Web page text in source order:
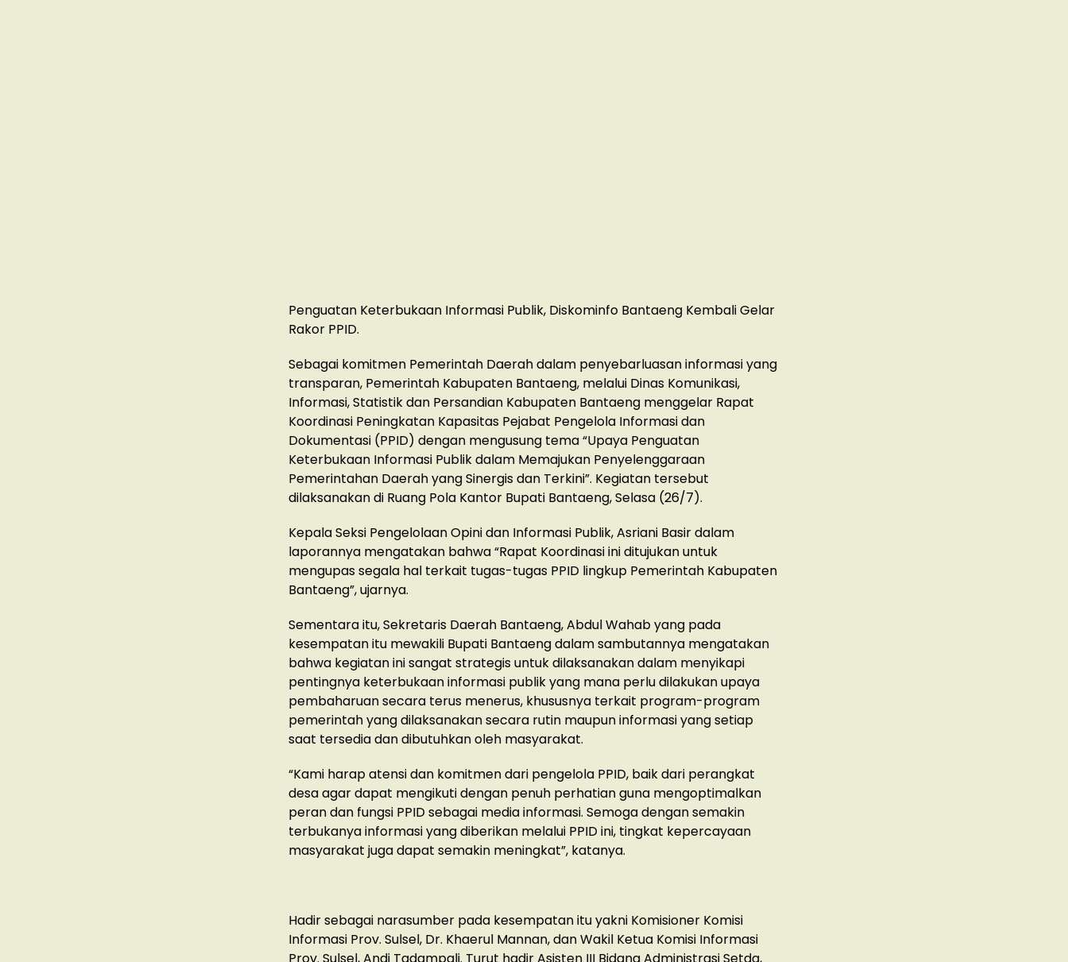
Penguatan Keterbukaan Informasi Publik, Diskominfo Bantaeng Kembali Gelar
Rakor PPID.
Sebagai komitmen Pemerintah Daerah dalam penyebarluasan informasi yang
transparan, Pemerintah Kabupaten Bantaeng, melalui Dinas Komunikasi,
Informasi, Statistik dan Persandian Kabupaten Bantaeng menggelar Rapat
Koordinasi Peningkatan Kapasitas Pejabat Pengelola Informasi dan
Dokumentasi (PPID) dengan mengusung tema “Upaya Penguatan
Keterbukaan Informasi Publik dalam Memajukan Penyelenggaraan
Pemerintahan Daerah yang Sinergis dan Terkini”. Kegiatan tersebut
dilaksanakan di Ruang Pola Kantor Bupati Bantaeng, Selasa (26/7).
Kepala Seksi Pengelolaan Opini dan Informasi Publik, Asriani Basir dalam
laporannya mengatakan bahwa “Rapat Koordinasi ini ditujukan untuk
mengupas segala hal terkait tugas-tugas PPID lingkup Pemerintah Kabupaten
Bantaeng”, ujarnya.
Sementara itu, Sekretaris Daerah Bantaeng, Abdul Wahab yang pada
kesempatan itu mewakili Bupati Bantaeng dalam sambutannya mengatakan
bahwa kegiatan ini sangat strategis untuk dilaksanakan dalam menyikapi
pentingnya keterbukaan informasi publik yang mana perlu dilakukan upaya
pembaharuan secara terus menerus, khususnya terkait program-program
pemerintah yang dilaksanakan secara rutin maupun informasi yang setiap
saat tersedia dan dibutuhkan oleh masyarakat.
“Kami harap atensi dan komitmen dari pengelola PPID, baik dari perangkat
desa agar dapat mengikuti dengan penuh perhatian guna mengoptimalkan
peran dan fungsi PPID sebagai media informasi. Semoga dengan semakin
terbukanya informasi yang diberikan melalui PPID ini, tingkat kepercayaan
masyarakat juga dapat semakin meningkat”, katanya.
Hadir sebagai narasumber pada kesempatan itu yakni Komisioner Komisi
Informasi Prov. Sulsel, Dr. Khaerul Mannan, dan Wakil Ketua Komisi Informasi